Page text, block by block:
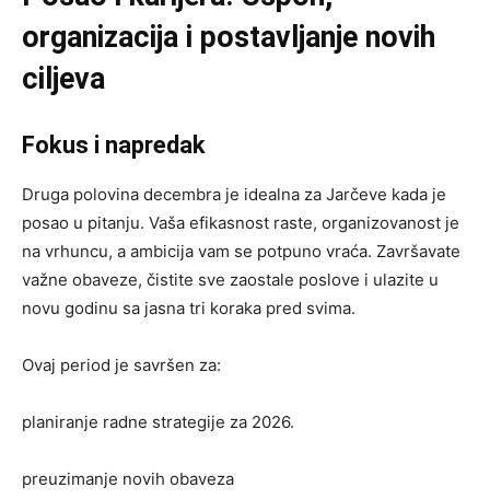
organizacija i postavljanje novih
ciljeva
Fokus i napredak
Druga polovina decembra je idealna za Jarčeve kada je
posao u pitanju. Vaša efikasnost raste, organizovanost je
na vrhuncu, a ambicija vam se potpuno vraća. Završavate
važne obaveze, čistite sve zaostale poslove i ulazite u
novu godinu sa jasna tri koraka pred svima.
Ovaj period je savršen za:
planiranje radne strategije za 2026.
preuzimanje novih obaveza